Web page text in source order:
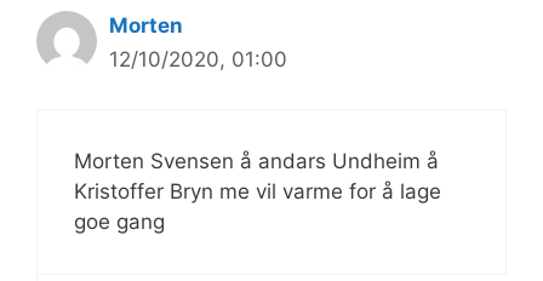
Morten
12/10/2020, 01:00
Morten Svensen å andars Undheim å
Kristoffer Bryn me vil varme for å lage
goe gang